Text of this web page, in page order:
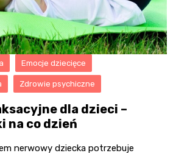
Emocje dziecięce
Zdrowie psychiczne
dla dzieci –
na co dzień
nerwowy dziecka potrzebuje